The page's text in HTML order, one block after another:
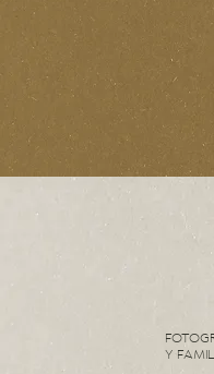
y